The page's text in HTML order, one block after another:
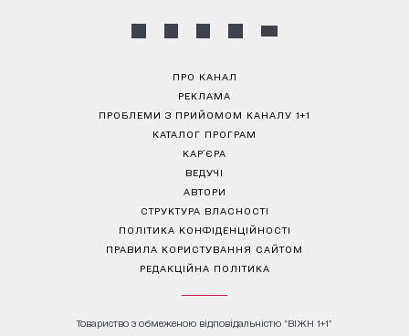
ПРО КАНАЛ
РЕКЛАМА
ПРОБЛЕМИ З ПРИЙОМОМ КАНАЛУ 1+1
КАТАЛОГ ПРОГРАМ
КАР’ЄРА
ВЕДУЧІ
АВТОРИ
СТРУКТУРА ВЛАСНОСТІ
ПОЛІТИКА КОНФІДЕНЦІЙНОСТІ
ПРАВИЛА КОРИСТУВАННЯ САЙТОМ
РЕДАКЦІЙНА ПОЛІТИКА
Товариство з обмеженою відповідальністю "ВІЖН 1+1"